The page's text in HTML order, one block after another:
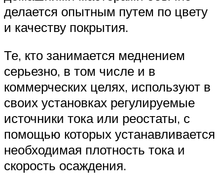
делается опытным путем по цвету
и качеству покрытия.
Те, кто занимается меднением
серьезно, в том числе и в
коммерческих целях, используют в
своих установках регулируемые
источники тока или реостаты, с
помощью которых устанавливается
необходимая плотность тока и
скорость осаждения.